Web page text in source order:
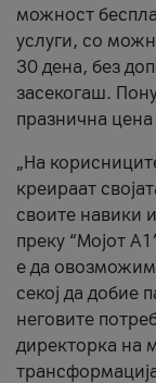
можност
услуги, со
30 дена, без
засекогаш.
празнична
„На
креираат
своите навики
преку “Мојот
е да
секој да добие
неговите
директорка на